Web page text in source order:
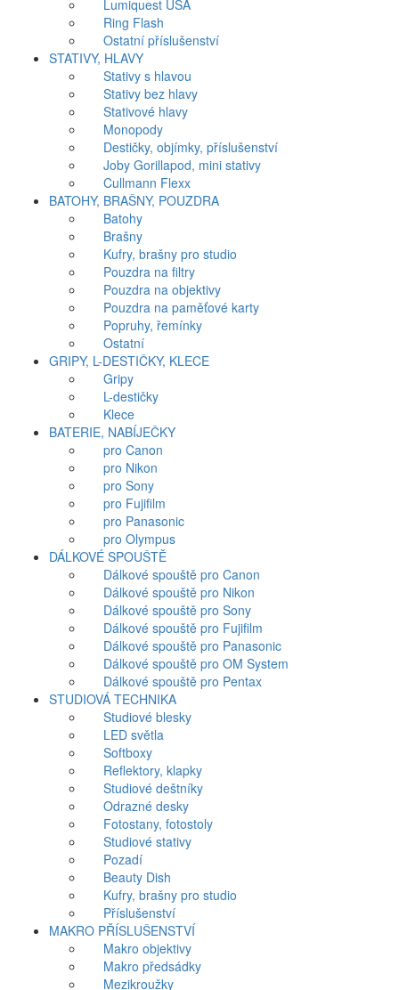
Lumiquest USA
Ring Flash
Ostatní příslušenství
STATIVY, HLAVY
Stativy s hlavou
Stativy bez hlavy
Stativové hlavy
Monopody
Destičky, objímky, příslušenství
Joby Gorillapod, mini stativy
Cullmann Flexx
BATOHY, BRAŠNY, POUZDRA
Batohy
Brašny
Kufry, brašny pro studio
Pouzdra na filtry
Pouzdra na objektivy
Pouzdra na paměťové karty
Popruhy, řemínky
Ostatní
GRIPY, L-DESTIČKY, KLECE
Gripy
L-destičky
Klece
BATERIE, NABÍJEČKY
pro Canon
pro Nikon
pro Sony
pro Fujifilm
pro Panasonic
pro Olympus
DÁLKOVÉ SPOUŠTĚ
Dálkové spouště pro Canon
Dálkové spouště pro Nikon
Dálkové spouště pro Sony
Dálkové spouště pro Fujifilm
Dálkové spouště pro Panasonic
Dálkové spouště pro OM System
Dálkové spouště pro Pentax
STUDIOVÁ TECHNIKA
Studiové blesky
LED světla
Softboxy
Reflektory, klapky
Studiové deštníky
Odrazné desky
Fotostany, fotostoly
Studiové stativy
Pozadí
Beauty Dish
Kufry, brašny pro studio
Příslušenství
MAKRO PŘÍSLUŠENSTVÍ
Makro objektivy
Makro předsádky
Mezikroužky